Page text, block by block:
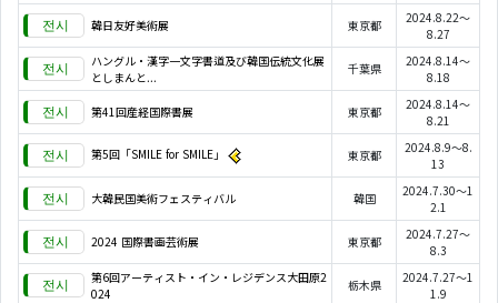
韓日友好美術展 東京都
2024.8.22～
8.27
ハングル・漢字一文字書道及び韓国伝統文化展
としまんと...
千葉県
2024.8.14～
8.18
第41回産経国際書展 東京都
2024.8.14～
8.21
第5回「SMILE for SMILE」
東京都
2024.8.9～8.
13
大韓民国美術フェスティバル 韓国
2024.7.30～1
2.1
2024 国際書画芸術展 東京都
2024.7.27～
8.3
第6回アーティスト・イン・レジデンス大田原2
024
栃木県
2024.7.27～1
1.9